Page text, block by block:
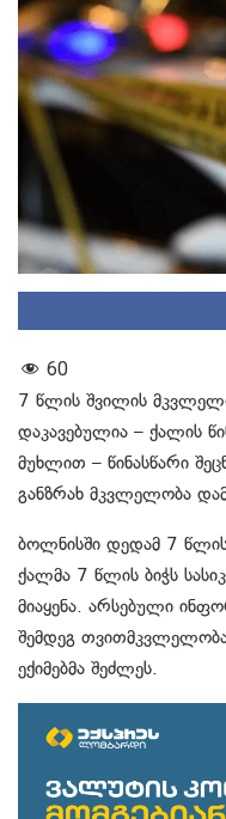
60
7 წლის შვილის
დაკავებულია – ქალის
მუხლით – წინასწარი
განზრახ მკვლელობა
ბოლნისში დედამ 7
ქალმა 7 წლის ბიჭს
მიაყენა. არსებული
შემდეგ
ექიმებმა შეძლეს.